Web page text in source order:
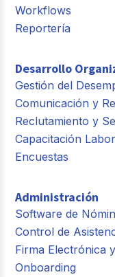
Workflows
Reportería
Desarrollo
Gestión del
Comunicación y
Reclutamiento y
Capacitación
Encuestas
Administración
Software de
Control de
Firma Electrónica
Onboarding